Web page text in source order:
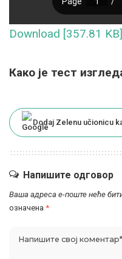
Download [357.81 KB]
Како је тест
Dodaj Zelenu učionicu
Напишите одговор
Ваша адреса е-поште неће
означена *